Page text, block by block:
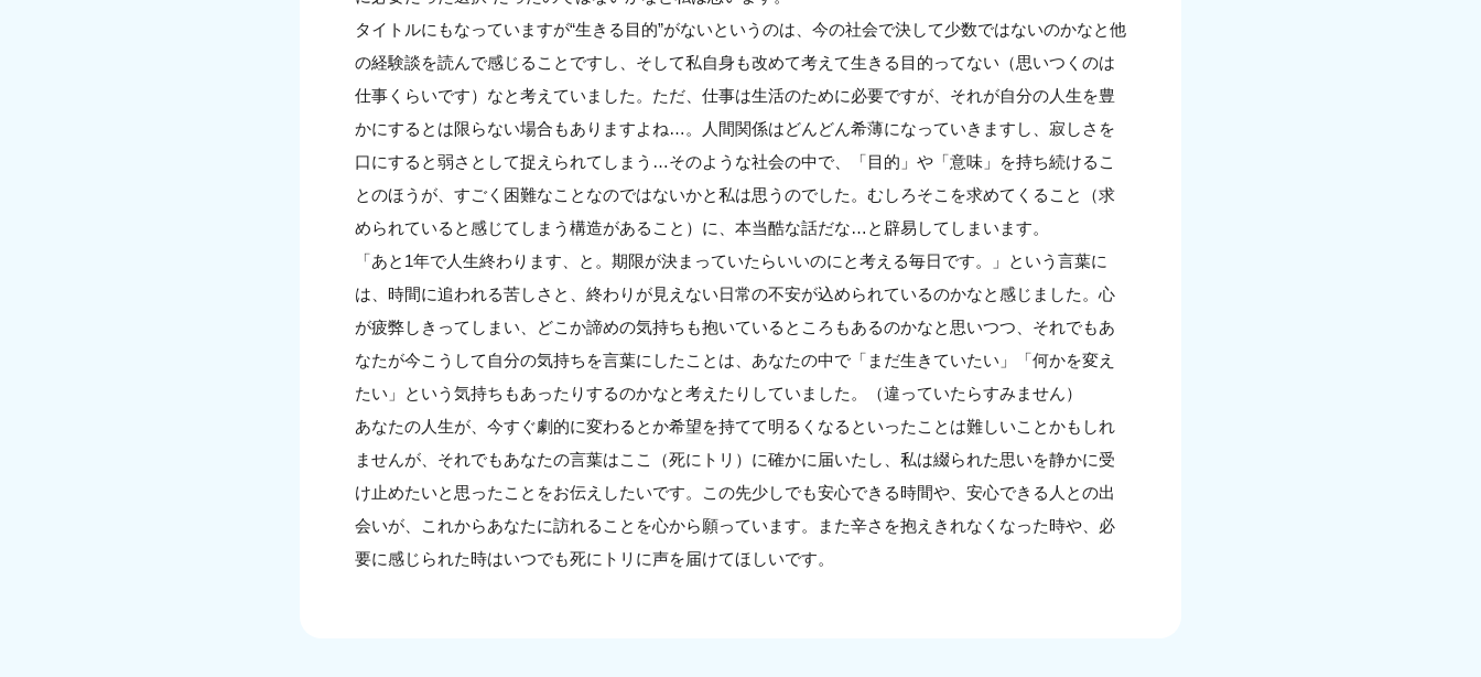
タイトルにもなっていますが“生きる目的”がないというのは、今の社会で決して少数ではないのかなと他
の経験談を読んで感じることですし、そして私自身も改めて考えて生きる目的ってない（思いつくのは
仕事くらいです）なと考えていました。ただ、仕事は生活のために必要ですが、それが自分の人生を豊
かにするとは限らない場合もありますよね…。人間関係はどんどん希薄になっていきますし、寂しさを
口にすると弱さとして捉えられてしまう…そのような社会の中で、「目的」や「意味」を持ち続けるこ
とのほうが、すごく困難なことなのではないかと私は思うのでした。むしろそこを求めてくること（求
められていると感じてしまう構造があること）に、本当酷な話だな…と辟易してしまいます。
「あと1年で人生終わります、と。期限が決まっていたらいいのにと考える毎日です。」という言葉に
は、時間に追われる苦しさと、終わりが見えない日常の不安が込められているのかなと感じました。心
が疲弊しきってしまい、どこか諦めの気持ちも抱いているところもあるのかなと思いつつ、それでもあ
なたが今こうして自分の気持ちを言葉にしたことは、あなたの中で「まだ生きていたい」「何かを変え
たい」という気持ちもあったりするのかなと考えたりしていました。（違っていたらすみません）
あなたの人生が、今すぐ劇的に変わるとか希望を持てて明るくなるといったことは難しいことかもしれ
ませんが、それでもあなたの言葉はここ（死にトリ）に確かに届いたし、私は綴られた思いを静かに受
け止めたいと思ったことをお伝えしたいです。この先少しでも安心できる時間や、安心できる人との出
会いが、これからあなたに訪れることを心から願っています。また辛さを抱えきれなくなった時や、必
要に感じられた時はいつでも死にトリに声を届けてほしいです。